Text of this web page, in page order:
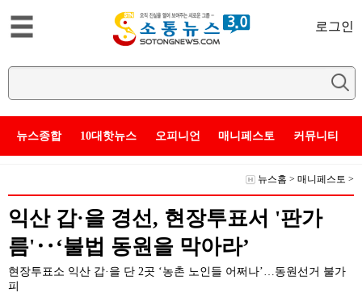
로그인
뉴스종합 10대핫뉴스 오피니언 매니페스토 커뮤니티
뉴스홈 > 매니페스토 >
익산 갑·을 경선, 현장투표서 '판가
름'‥‘불법 동원을 막아라’
현장투표소 익산 갑·을 단 2곳 ‘농촌 노인들 어쩌나’…동원선거 불가
피